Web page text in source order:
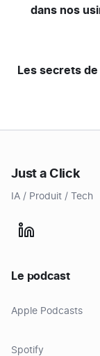
dans nos
Les secrets
Just a Click
IA / Produit / Tech
Le podcast
Apple Podcasts
Spotify